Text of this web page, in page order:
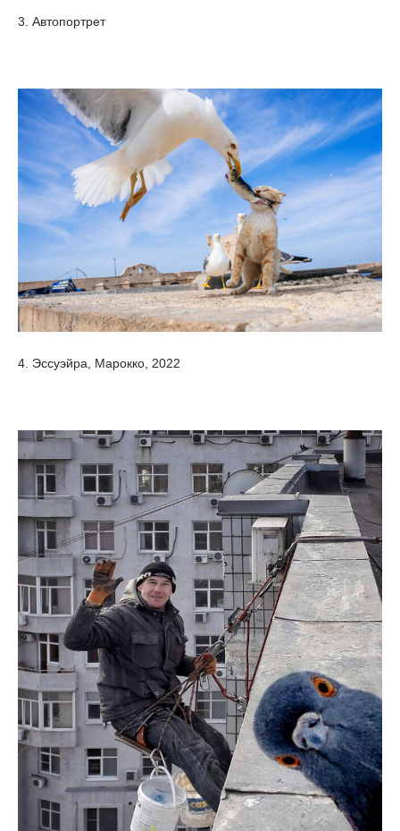
3. Автопортрет
4. Эссуэйра, Марокко, 2022